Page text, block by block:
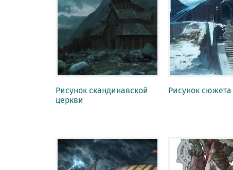
Рисунок скандинавской
церкви
Рисунок сюжета